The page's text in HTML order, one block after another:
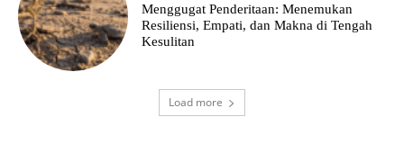
Menggugat Penderitaan: Menemukan
Resiliensi, Empati, dan Makna di Tengah
Kesulitan
Load more